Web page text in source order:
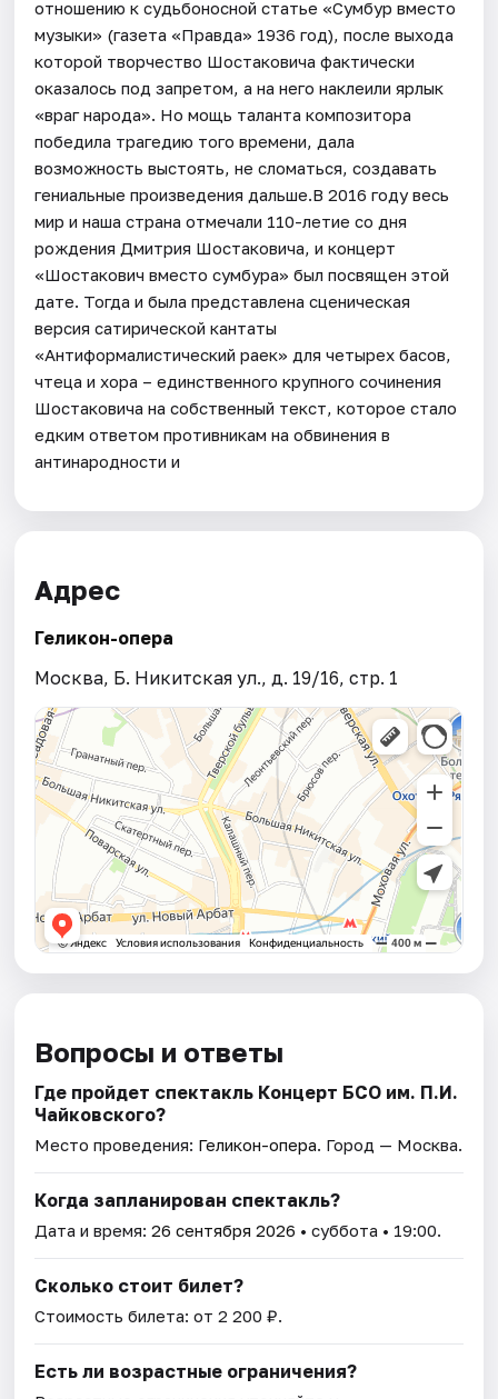
отношению к судьбоносной статье «Сумбур вместо
музыки» (газета «Правда» 1936 год), после выхода
которой творчество Шостаковича фактически
оказалось под запретом, а на него наклеили ярлык
«враг народа». Но мощь таланта композитора
победила трагедию того времени, дала
возможность выстоять, не сломаться, создавать
гениальные произведения дальше.В 2016 году весь
мир и наша страна отмечали 110-летие со дня
рождения Дмитрия Шостаковича, и концерт
«Шостакович вместо сумбура» был посвящен этой
дате. Тогда и была представлена сценическая
версия сатирической кантаты
«Антиформалистический раек» для четырех басов,
чтеца и хора – единственного крупного сочинения
Шостаковича на собственный текст, которое стало
едким ответом противникам на обвинения в
антинародности и
Адрес
Геликон-опера
Москва, Б. Никитская ул., д. 19/16, стр. 1​
Вопросы и ответы
Где пройдет спектакль Концерт БСО им. П.И.
Чайковского?
Место проведения: Геликон-опера. Город — Москва.
Когда запланирован спектакль?
Дата и время:26 сентября 2026 • суббота • 19:00.
Сколько стоит билет?
Стоимость билета: от 2 200 ₽.
Есть ли возрастные ограничения?